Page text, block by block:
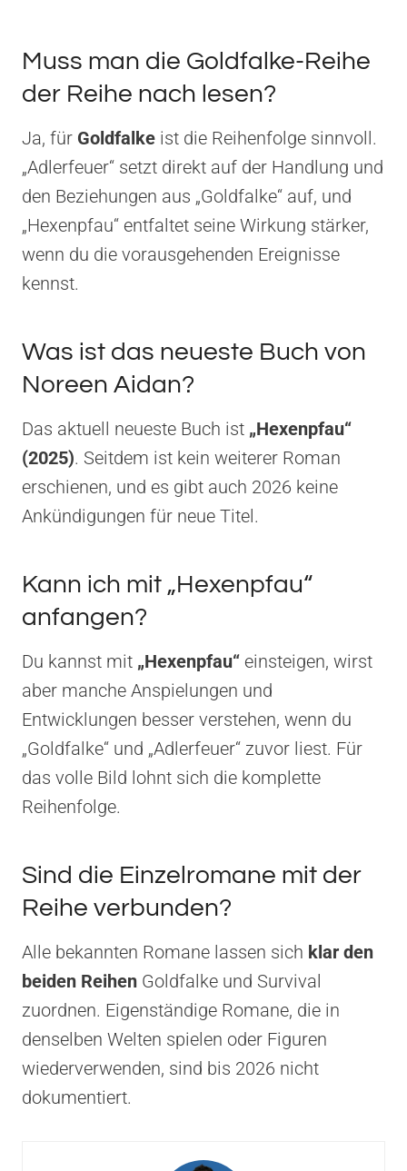
Muss man die Goldfalke-Reihe
der Reihe nach lesen?
Ja, für Goldfalke ist die Reihenfolge sinnvoll.
„Adlerfeuer“ setzt direkt auf der Handlung und
den Beziehungen aus „Goldfalke“ auf, und
„Hexenpfau“ entfaltet seine Wirkung stärker,
wenn du die vorausgehenden Ereignisse
kennst.
Was ist das neueste Buch von
Noreen Aidan?
Das aktuell neueste Buch ist „Hexenpfau“
(2025). Seitdem ist kein weiterer Roman
erschienen, und es gibt auch 2026 keine
Ankündigungen für neue Titel.
Kann ich mit „Hexenpfau“
anfangen?
Du kannst mit „Hexenpfau“ einsteigen, wirst
aber manche Anspielungen und
Entwicklungen besser verstehen, wenn du
„Goldfalke“ und „Adlerfeuer“ zuvor liest. Für
das volle Bild lohnt sich die komplette
Reihenfolge.
Sind die Einzelromane mit der
Reihe verbunden?
Alle bekannten Romane lassen sich klar den
beiden Reihen Goldfalke und Survival
zuordnen. Eigenständige Romane, die in
denselben Welten spielen oder Figuren
wiederverwenden, sind bis 2026 nicht
dokumentiert.